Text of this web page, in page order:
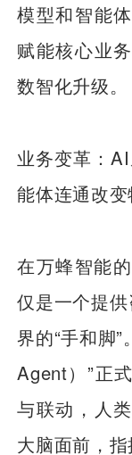
模型和智能
赋能核心业
数智化升级。
业务变革：AI
能体连通改
在万蜂智能
仅是一个提
界的“手和脚
Agent）”正
与联动，人
大脑面前，指